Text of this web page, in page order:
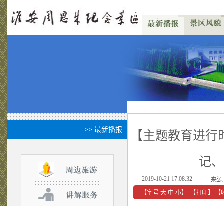
>> 最新播报
【主题教育进
记
2019-10-21 17:08:32
来
【字号 大 中 小】 【打印】